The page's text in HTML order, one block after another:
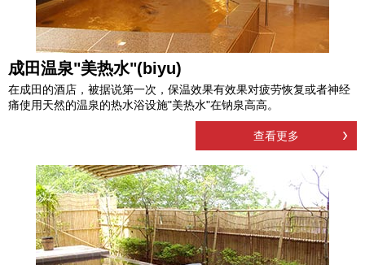
成田温泉"美热水"(biyu)
在成田的酒店，被据说第一次，保温效果有效果对疲劳恢复或者神经
痛使用天然的温泉的热水浴设施"美热水"在钠泉高高。
查看更多